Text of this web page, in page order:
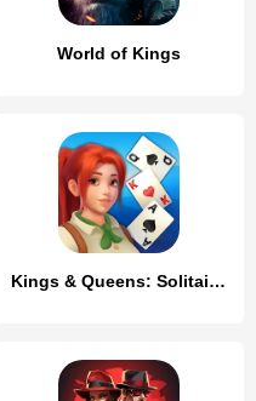
World of Kings
Kings & Queens: Solitaire Game